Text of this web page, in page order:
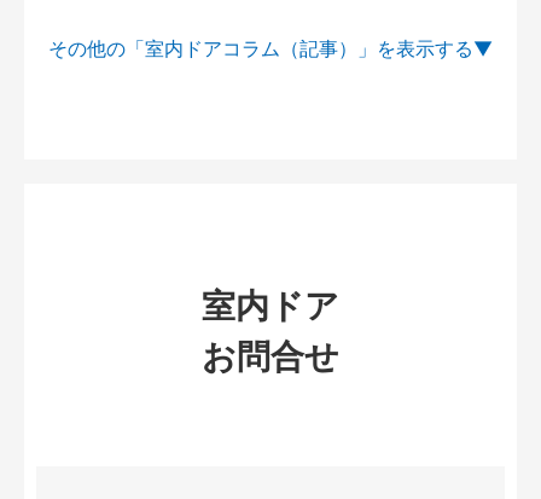
その他の「室内ドアコラム（記事）」を
室内ドア
お問合せ